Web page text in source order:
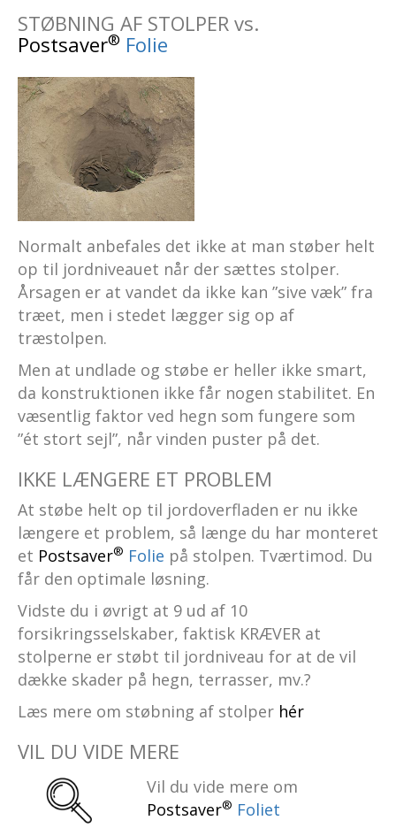
STØBNING AF STOLPER vs.
Postsaver® Folie
Normalt anbefales det ikke at man støber helt
op til jordniveauet når der sættes stolper.
Årsagen er at vandet da ikke kan ”sive væk” fra
træet, men i stedet lægger sig op af
træstolpen.
Men at undlade og støbe er heller ikke smart,
da konstruktionen ikke får nogen stabilitet. En
væsentlig faktor ved hegn som fungere som
”ét stort sejl”, når vinden puster på det.
IKKE LÆNGERE ET PROBLEM
At støbe helt op til jordoverfladen er nu ikke
længere et problem, så længe du har monteret
et Postsaver® Folie på stolpen. Tværtimod. Du
får den optimale løsning.
Vidste du i øvrigt at 9 ud af 10
forsikringsselskaber, faktisk KRÆVER at
stolperne er støbt til jordniveau for at de vil
dække skader på hegn, terrasser, mv.?
Læs mere om støbning af stolper hér
VIL DU VIDE MERE
Vil du vide mere om
Postsaver® Foliet